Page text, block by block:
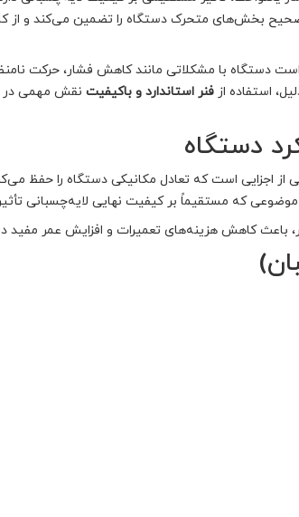
بخش‌های متحرک دستگاه را تضمین می‌کند و از
دستگاه با مشکلاتی مانند کاهش فشار، حرکت
استفاده از فنر استاندارد و باکیفیتنقش مهمی در
دستگاه
از اجزایی است که تعادل مکانیکی دستگاه را حفظ
که مستقیماً بر کیفیت نهایی لایه‌چسبانی
باعث کاهش هزینه‌های تعمیرات و افزایش عمر مفید